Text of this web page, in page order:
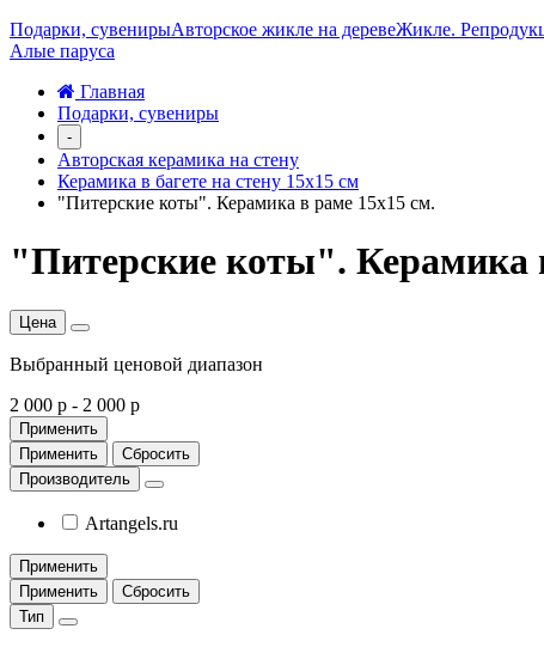
Подарки, сувенирыАвторское жикле на деревеЖикле.
Алые паруса
Главная
Подарки, сувениры
-
Авторская керамика на стену
Керамика в багете на стену 15х15 см
"Питерские коты". Керамика в раме 15х15 см.
"Питерские коты". Керамика
Цена
Выбранный ценовой диапазон
2 000 р - 2 000 р
Применить
Применить
Сбросить
Производитель
Artangels.ru
Применить
Применить
Сбросить
Тип